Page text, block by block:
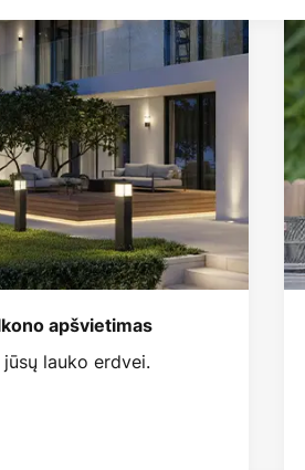
apšvietimas
lauko erdvei.